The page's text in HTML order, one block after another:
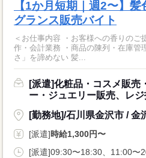
【1か月短期｜週2〜】
グランス販売バイト
＜お仕事内容 ・お客様への香りの
作・会計業務 ・商品の陳列・在庫管
さ」を諦めない 髪...
[派遣]化粧品・コスメ販売
ー・ジュエリー販売、レジ
[勤務地]/石川県金沢市 / 金
[派遣]時給1,300円〜
[派遣]09:30〜18:30、11:00〜